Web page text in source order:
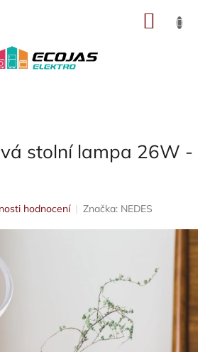
stolní lampa 26W -
hodnocení Značka: NEDES